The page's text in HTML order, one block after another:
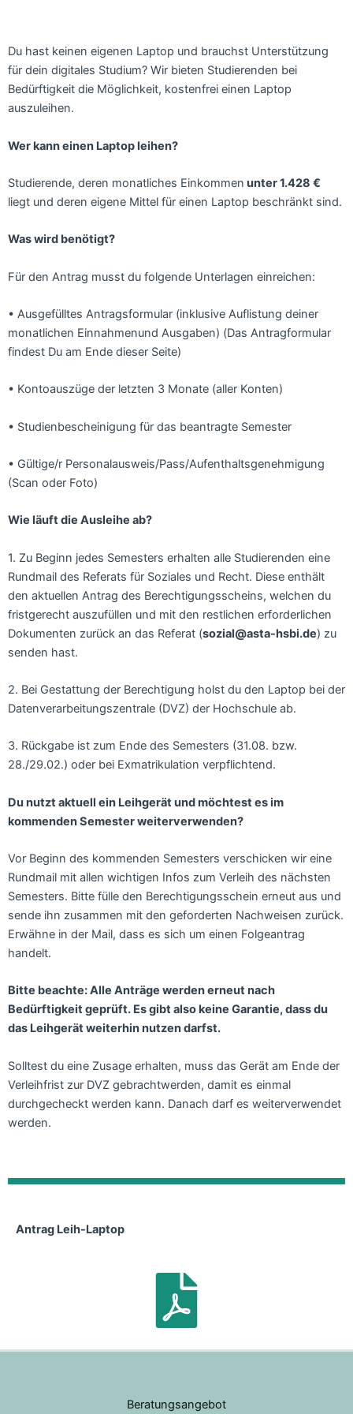
Du hast keinen eigenen Laptop und brauchst Unterstützung
für dein digitales Studium? Wir bieten Studierenden bei
Bedürftigkeit die Möglichkeit, kostenfrei einen Laptop
auszuleihen.
Wer kann einen Laptop leihen?
Studierende, deren monatliches Einkommen unter 1.428 €
liegt und deren eigene Mittel für einen Laptop beschränkt sind.
Was wird benötigt?
Für den Antrag musst du folgende Unterlagen einreichen:
• Ausgefülltes Antragsformular (inklusive Auflistung deiner
monatlichen Einnahmenund Ausgaben) (Das Antragformular
findest Du am Ende dieser Seite)
• Kontoauszüge der letzten 3 Monate (aller Konten)
• Studienbescheinigung für das beantragte Semester
• Gültige/r Personalausweis/Pass/Aufenthaltsgenehmigung
(Scan oder Foto)
Wie läuft die Ausleihe ab?
1. Zu Beginn jedes Semesters erhalten alle Studierenden eine
Rundmail des Referats für Soziales und Recht. Diese enthält
den aktuellen Antrag des Berechtigungsscheins, welchen du
fristgerecht auszufüllen und mit den restlichen erforderlichen
Dokumenten zurück an das Referat (sozial@asta-hsbi.de) zu
senden hast.
2. Bei Gestattung der Berechtigung holst du den Laptop bei der
Datenverarbeitungszentrale (DVZ) der Hochschule ab.
3. Rückgabe ist zum Ende des Semesters (31.08. bzw.
28./29.02.) oder bei Exmatrikulation verpflichtend.
Du nutzt aktuell ein Leihgerät und möchtest es im
kommenden Semester weiterverwenden?
Vor Beginn des kommenden Semesters verschicken wir eine
Rundmail mit allen wichtigen Infos zum Verleih des nächsten
Semesters. Bitte fülle den Berechtigungsschein erneut aus und
sende ihn zusammen mit den geforderten Nachweisen zurück.
Erwähne in der Mail, dass es sich um einen Folgeantrag
handelt.
Bitte beachte: Alle Anträge werden erneut nach
Bedürftigkeit geprüft. Es gibt also keine Garantie, dass du
das Leihgerät weiterhin nutzen darfst.
Solltest du eine Zusage erhalten, muss das Gerät am Ende der
Verleihfrist zur DVZ gebrachtwerden, damit es einmal
durchgecheckt werden kann. Danach darf es weiterverwendet
werden.
Antrag Leih-Laptop
Beratungsangebot